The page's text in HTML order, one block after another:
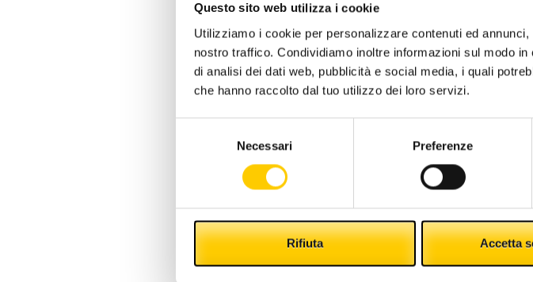
Questo sito web utilizza i cookie
Utilizziamo i cookie per personalizzare contenuti ed
nostro traffico. Condividiamo inoltre informazioni sul modo
di analisi dei dati web, pubblicità e social media, i quali
che hanno raccolto dal tuo utilizzo dei loro servizi.
Necessari Preferenze
Rifiuta Accetta
La
per la